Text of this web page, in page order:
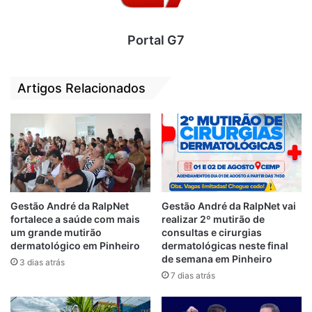
jurídica à cooperação técnica para que o
Próximas ações
Além do Convênio de Cooperação Técnica
para Disposição Final de Resíduos Sólidos,
foi incluída a proposta de Orçamento
Participativo de 2020 para a realização de
um conjunto de ações de gestão de
resíduos sólidos previstas no Plano de
Gestão Integrada de Resíduos Sólidos, tais
Portal G7
Artigos Relacionados
Gestão André da RalpNet
fortalece a saúde com mais
um grande mutirão
dermatológico em Pinheiro
3 dias atrás
Gestão André da RalpNet vai
realizar 2º mutirão de
consultas e cirurgias
dermatológicas neste final
de semana em Pinheiro
7 dias atrás